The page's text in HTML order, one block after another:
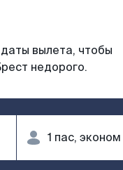
вылета, чтобы
недорого.